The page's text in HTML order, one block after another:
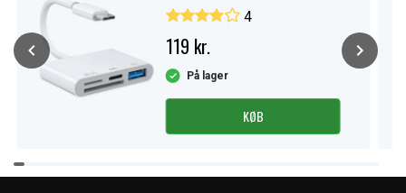
4
119 kr.
På lager
KØB
Item
1